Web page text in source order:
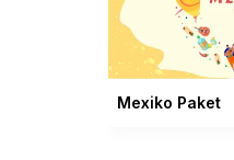
Mexiko Paket